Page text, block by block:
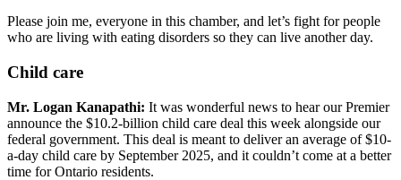
Please join me, everyone in this chamber, and let’s fight for people
who are living with eating disorders so they can live another day.
Child care
Mr. Logan Kanapathi: It was wonderful news to hear our Premier
announce the $10.2-billion child care deal this week alongside our
federal government. This deal is meant to deliver an average of $10-
a-day child care by September 2025, and it couldn’t come at a better
time for Ontario residents.